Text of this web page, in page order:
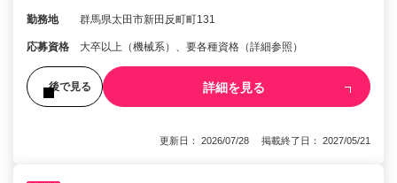
勤務地 群馬県太田市新田反町町131
応募資格 大卒以上（機械系）、要各種資格（詳細参照）
後で見る 詳細を見る
更新日： 2026/07/28 掲載終了日： 2027/05/21